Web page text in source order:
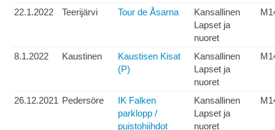
22.1.2022 Teerijärvi Tour de Åsarna
Kansallinen
Lapset ja
nuoret
8.1.2022 Kaustinen
Kaustisen Kisat
(P)
Kansallinen
Lapset ja
nuoret
26.12.2021 Pedersöre
IK Falken
parklopp /
puistohiihdot
Kansallinen
Lapset ja
nuoret